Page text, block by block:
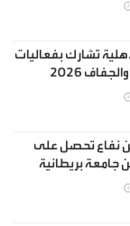
تشارك بفعاليات
2026
نفاع تحصل على
جامعة بريطانية